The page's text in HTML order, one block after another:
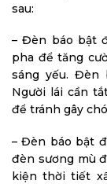
sau:
– Đèn báo bật
pha để tăng
sáng yếu. Đèn
Người lái cần
để tránh gây
– Đèn báo bật
đèn sương mù
kiện thời tiết